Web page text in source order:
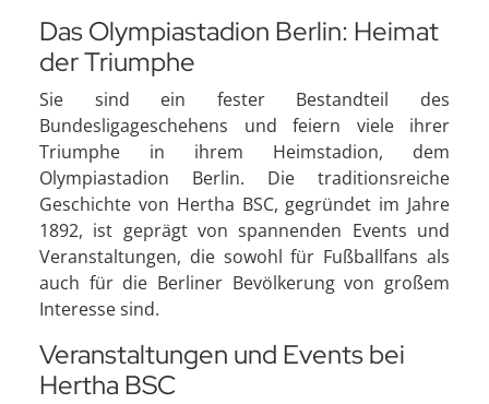
Das Olympiastadion Berlin: Heimat
der Triumphe
Sie sind ein fester Bestandteil des
Bundesligageschehens und feiern viele ihrer
Triumphe in ihrem Heimstadion, dem
Olympiastadion Berlin. Die traditionsreiche
Geschichte von Hertha BSC, gegründet im Jahre
1892, ist geprägt von spannenden Events und
Veranstaltungen, die sowohl für Fußballfans als
auch für die Berliner Bevölkerung von großem
Interesse sind.
Veranstaltungen und Events bei
Hertha BSC